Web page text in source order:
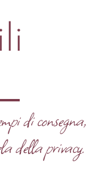
di consegna,
della privacy.